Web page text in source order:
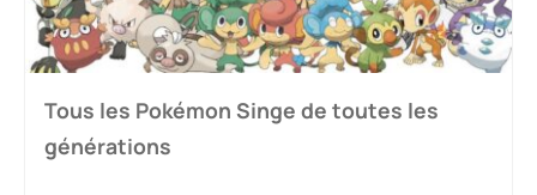
Tous les Pokémon Singe de toutes les
générations